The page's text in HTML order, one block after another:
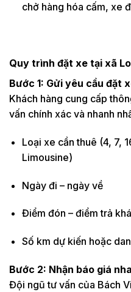
chở hàng hóa cấm, xe
Quy trình đặt xe tại xã
Bước 1: Gửi yêu cầu đặt
Khách hàng cung cấp
vấn chính xác và nhanh
Loại xe cần thuê (4, 7,
Limousine)
Ngày đi – ngày về
Điểm đón – điểm trả
Số km dự kiến hoặc
Bước 2: Nhận báo giá
Đội ngũ tư vấn của Bách